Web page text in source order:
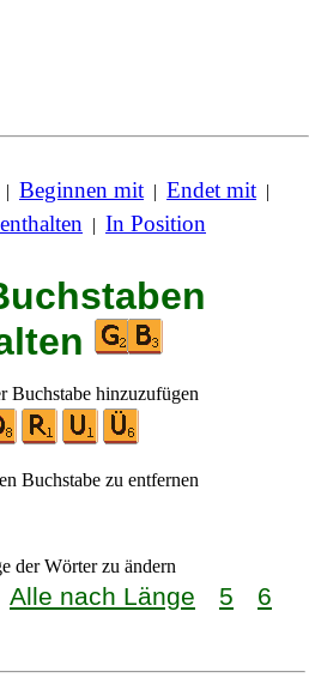
Beginnen mit | Endet mit |
| In Position
Buchstabe hinzuzufügen
Buchstabe zu entfernen
der Wörter zu ändern
Alle nach Länge 5
6